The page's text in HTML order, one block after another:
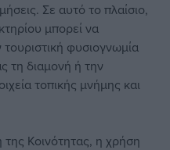
Σε αυτό το πλαίσιο,
μπορεί να
φυσιογνωμία
τη διαμονή ή την
τοπικής μνήμης και
Κοινότητας, η χρήση